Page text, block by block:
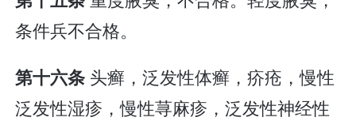
条件兵不合格。
第十六条 头癣，泛发性体癣，疥疮，慢性
泛发性湿疹，慢性荨麻疹，泛发性神经性